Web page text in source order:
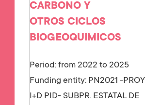
CARBONO Y
OTROS CICLOS
BIOGEOQUIMICOS
Period: from 2022 to 2025
Funding entity: PN2021 -PROY
I+D PID- SUBPR. ESTATAL DE